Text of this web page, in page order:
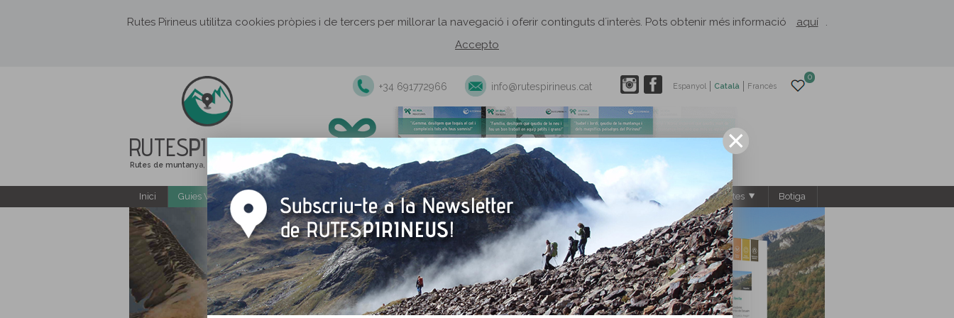
Rutes Pirineus utilitza cookies pròpies i de tercers per millorar la navegació i oferir continguts d´interès. Pots obtenir més informació aquí
.
Accepto
RUTESPIRINEUS
Rutes de muntanya, senderisme i excursions
0
Espanyol Català Francès
+34 691772966 info@rutespirineus.cat
Inici Guies Web i PDF gratuïtes Excursions i activitats guiades Rutes autoguiades Establiments El Rusc: projectes Botiga